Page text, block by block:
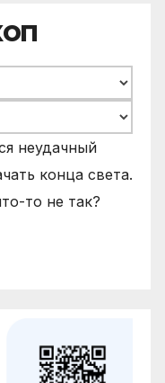
неудачный
конца света.
то не так?